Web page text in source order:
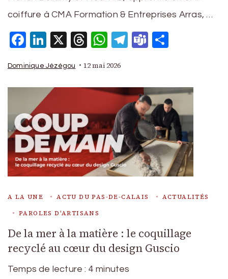
coiffure à CMA Formation & Entreprises Arras, …
Facebook
LinkedIn
X Threads
WhatsApp
Telegram
Teams
Dominique Jézégou 12 mai 2026
A LA UNE ACTU DU PAS-DE-CALAIS
ACTUALITÉS
PAROLES D'ARTISANS
De la mer à la matière : le coquillage
recyclé au cœur du design Guscio
Temps de lecture : 4 minutes